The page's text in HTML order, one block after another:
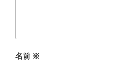
名前 ※